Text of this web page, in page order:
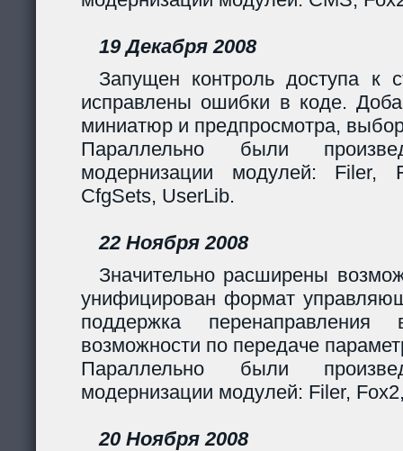
19 Декабря 2008
Запущен контроль доступа к
исправлены ошибки в коде.
миниатюр и предпросмотра,
Параллельно были
модернизации модулей: Filer,
CfgSets, UserLib.
22 Ноября 2008
Значительно расширены
унифицирован формат
поддержка
возможности по передаче
Параллельно были
модернизации модулей: Filer,
20 Ноября 2008